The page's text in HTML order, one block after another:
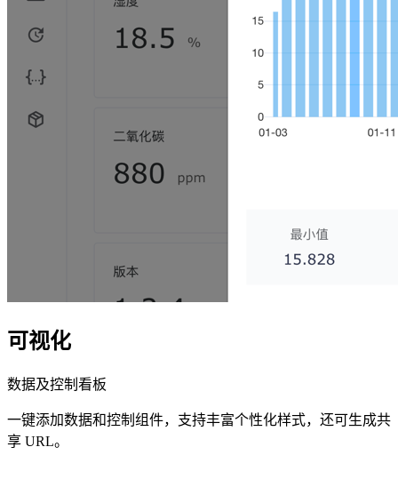
可视化
数据及控制看板
一键添加数据和控制组件，支持丰富个性化样式，还可生成共
享 URL。